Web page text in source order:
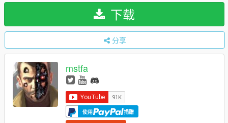
下载
分享
mstfa
使用 捐赠